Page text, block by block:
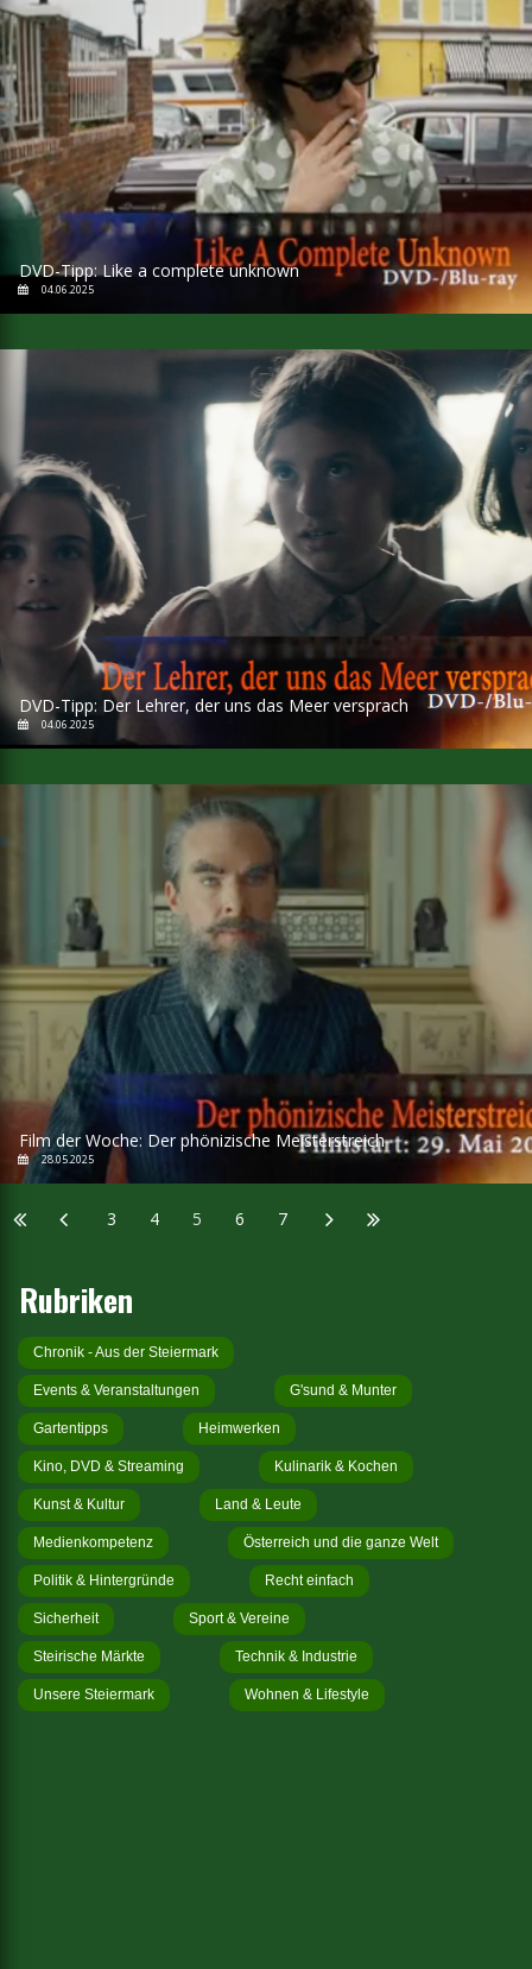
DVD-Tipp: Like a complete unknown
04.06.2025
DVD-Tipp: Der Lehrer, der uns das Meer versprach
04.06.2025
Film der Woche: Der phönizische Meisterstreich
28.05.2025
3 4 5 6 7
Rubriken
Chronik - Aus der Steiermark
Events & Veranstaltungen G'sund & Munter
Gartentipps Heimwerken
Kino, DVD & Streaming Kulinarik & Kochen
Kunst & Kultur Land & Leute
Medienkompetenz Österreich und die ganze Welt
Politik & Hintergründe Recht einfach
Sicherheit Sport & Vereine
Steirische Märkte Technik & Industrie
Unsere Steiermark Wohnen & Lifestyle